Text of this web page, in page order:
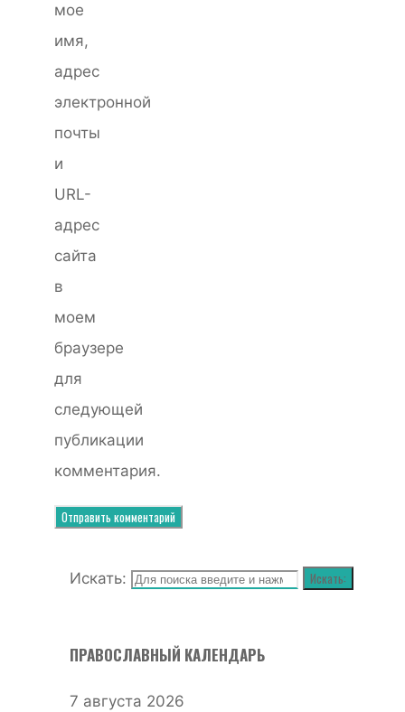
мое
имя,
адрес
электронной
почты
и
URL-
адрес
сайта
в
моем
браузере
для
следующей
публикации
комментария.
Искать: Искать:
ПРАВОСЛАВНЫЙ КАЛЕНДАРЬ
7 августа 2026